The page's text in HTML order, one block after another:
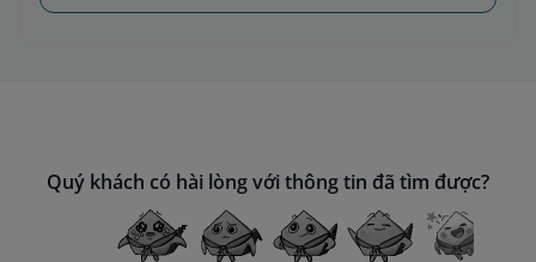
Quý khách có hài lòng với thông tin đã tìm được?